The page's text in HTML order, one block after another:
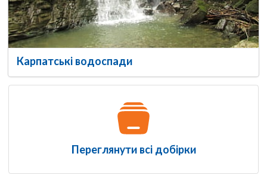
Карпатські водоспади
Переглянути всі добірки